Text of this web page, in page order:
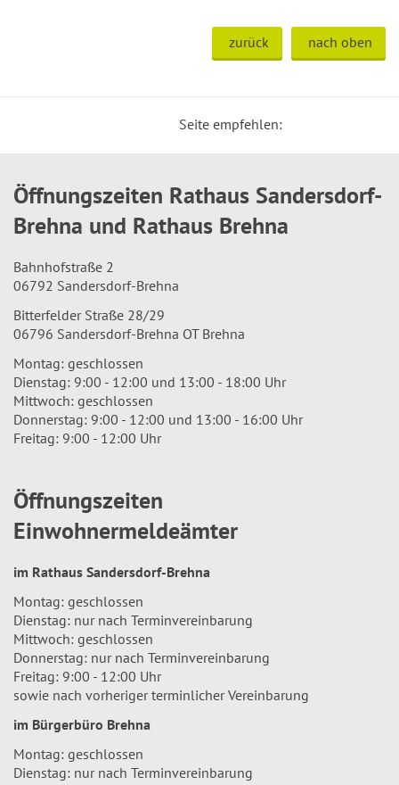
zurück nach oben
Seite empfehlen:
Öffnungszeiten Rathaus Sandersdorf-
Brehna und Rathaus Brehna
Bahnhofstraße 2
06792 Sandersdorf-Brehna
Bitterfelder Straße 28/29
06796 Sandersdorf-Brehna OT Brehna
Montag: geschlossen
Dienstag: 9:00 - 12:00 und 13:00 - 18:00 Uhr
Mittwoch: geschlossen
Donnerstag: 9:00 - 12:00 und 13:00 - 16:00 Uhr
Freitag: 9:00 - 12:00 Uhr
Öffnungszeiten
Einwohnermeldeämter
im Rathaus Sandersdorf-Brehna
Montag: geschlossen
Dienstag: nur nach Terminvereinbarung
Mittwoch: geschlossen
Donnerstag: nur nach Terminvereinbarung
Freitag: 9:00 - 12:00 Uhr
sowie nach vorheriger terminlicher Vereinbarung
im Bürgerbüro Brehna
Montag: geschlossen
Dienstag: nur nach Terminvereinbarung